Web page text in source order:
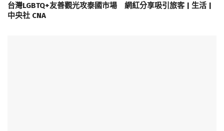
台灣LGBTQ+友善觀光攻泰國市場 網紅分享吸引旅客 | 生活 |
中央社 CNA